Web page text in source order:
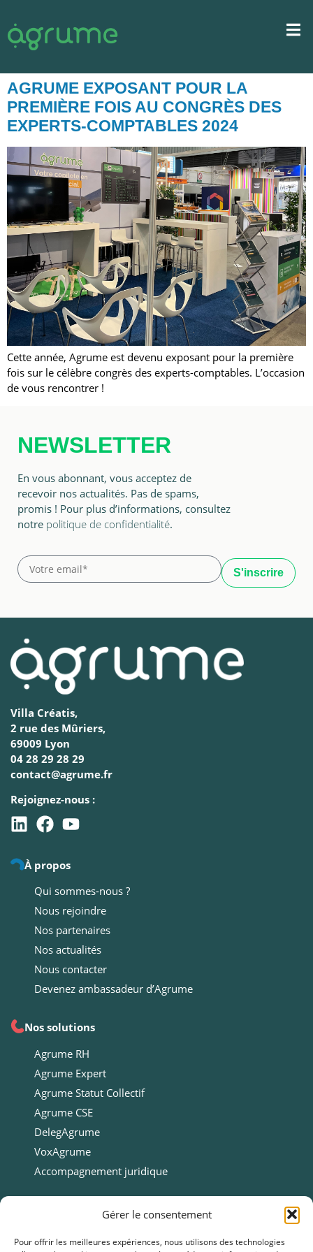
Gérer le consentement
Pour offrir les meilleures expériences, nous utilisons des technologies
AGRUME EXPOSANT POUR LA
PREMIÈRE FOIS AU CONGRÈS DES
EXPERTS-COMPTABLES 2024
Cette année, Agrume est devenu exposant pour la première
fois sur le célèbre congrès des experts-comptables. L’occasion
de vous rencontrer !
NEWSLETTER
En vous abonnant, vous acceptez de
recevoir nos actualités. Pas de spams,
promis ! Pour plus d’informations, consultez
notre politique de confidentialité.
Villa Créatis,
2 rue des Mûriers,
69009 Lyon
04 28 29 28 29
contact@agrume.fr
Rejoignez-nous :
À propos
Qui sommes-nous ?
Nous rejoindre
Nos partenaires
Nos actualités
Nous contacter
Devenez ambassadeur d’Agrume
Nos solutions
Agrume RH
Agrume Expert
Agrume Statut Collectif
Agrume CSE
DelegAgrume
VoxAgrume
Accompagnement juridique
Ressources